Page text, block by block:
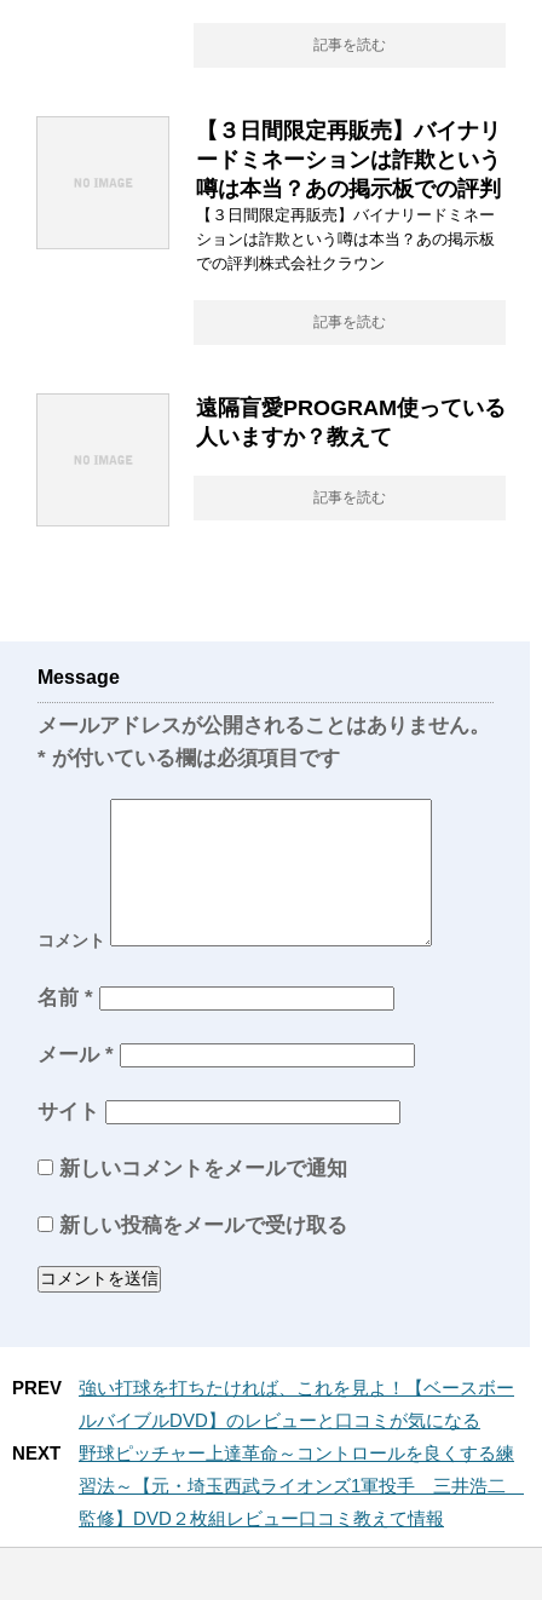
記事を読む
【３日間限定再販売】バイナリ
ードミネーションは詐欺という
噂は本当？あの掲示板での評判
【３日間限定再販売】バイナリードミネー
ションは詐欺という噂は本当？あの掲示板
での評判株式会社クラウン
記事を読む
遠隔盲愛PROGRAM使っている
人いますか？教えて
記事を読む
Message
メールアドレスが公開されることはありません。
* が付いている欄は必須項目です
コメント
名前 *
メール *
サイト
新しいコメントをメールで通知
新しい投稿をメールで受け取る
PREV
強い打球を打ちたければ、これを見よ！【ベースボー
ルバイブルDVD】のレビューと口コミが気になる
NEXT
野球ピッチャー上達革命～コントロールを良くする練
習法～【元・埼玉西武ライオンズ1軍投手 三井浩二
監修】DVD２枚組レビュー口コミ教えて情報